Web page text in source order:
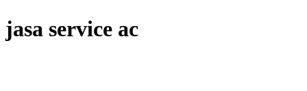
jasa service ac